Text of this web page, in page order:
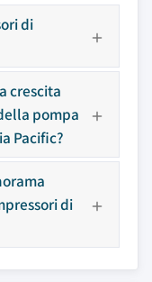
di
crescita
pompa
Pacific?
di